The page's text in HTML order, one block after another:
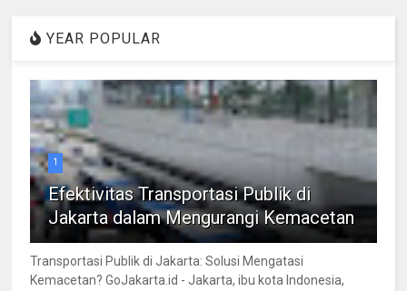
YEAR POPULAR
1
Efektivitas Transportasi Publik di
Jakarta dalam Mengurangi Kemacetan
Transportasi Publik di Jakarta: Solusi Mengatasi
Kemacetan? GoJakarta.id - Jakarta, ibu kota Indonesia,